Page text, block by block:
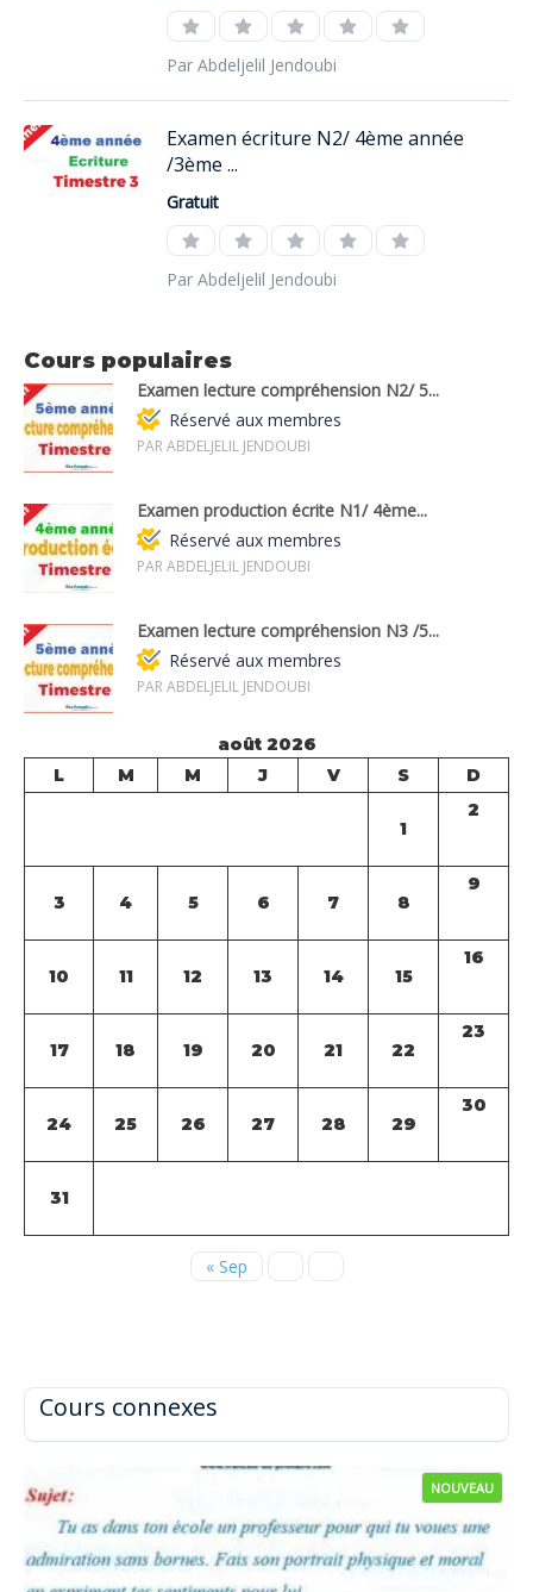
Cours connexes
NOUVEAU
Par Abdeljelil Jendoubi
Examen écriture N2/ 4ème année
/3ème ...
Gratuit
Par Abdeljelil Jendoubi
Cours populaires
Examen lecture compréhension N2/ 5...
Réservé aux membres
PAR ABDELJELIL JENDOUBI
Examen production écrite N1/ 4ème...
Réservé aux membres
PAR ABDELJELIL JENDOUBI
Examen lecture compréhension N3 /5...
Réservé aux membres
PAR ABDELJELIL JENDOUBI
août 2026
L
M M J V S D
1
2
3 4 5 6 7 8
9
10 11 12 13 14 15
16
17 18 19 20 21 22
23
24 25 26 27 28 29
30
31
« Sep